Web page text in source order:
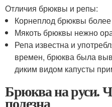
Отличия брюквы и репы:
Корнеплод брюквы
Мякоть брюквы нежно
Репа известна и
времен, брюква была
диким видом капусты
Брюква на руси.